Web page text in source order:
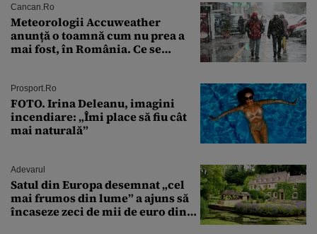
Cancan.ro
Meteorologii Accuweather
anunță o toamnă cum nu prea a
mai fost, în România. Ce se
București. Pe ce dată ninge
Prosport.ro
FOTO. Irina Deleanu, imagini
incendiare: „Îmi place să fiu cât
mai naturală”
Adevarul
Satul din Europa desemnat „cel
mai frumos din lume” a ajuns să
încaseze zeci de mii de euro din